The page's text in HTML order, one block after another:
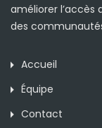
améliorer l’accès
des
Accueil
Équipe
Contact